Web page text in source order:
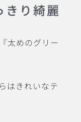
きり綺麗
太めのグリー
はきれいなテ